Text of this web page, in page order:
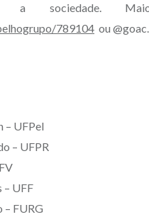
sociedade.
789104 ou
– UFPel
– UFPR
– UFF
– FURG